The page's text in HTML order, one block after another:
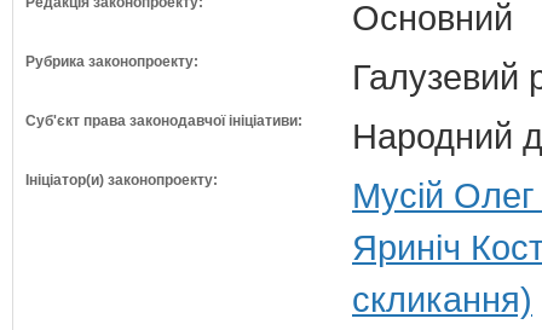
Основний
Рубрика законопроекту: Галузевий
Суб'єкт права законодавчої ініціативи: Народний
Ініціатор(и) законопроекту:
Мусій
Яриніч
скликання)